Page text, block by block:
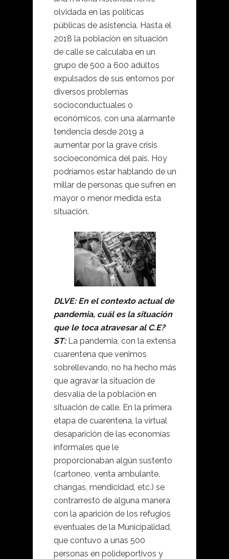
olvidada en las políticas
públicas de asistencia. Hasta el
2018 la población en situación
de calle se calculaba en un
grupo de 500 a 600 adultos
expulsados de sus entornos por
diversos problemas
socioconductuales o
económicos, con una alarmante
tendencia desde 2019 a
aumentar por la grave crisis
socioeconómica del país. Hoy
podríamos estar hablando de un
millar de personas que sufren en
mayor o menor medida esta
situación.
DLVE: En el contexto actual de
pandemia, cuál es la situación
que le toca atravesar al C.E?
ST: La pandemia, con la extensa
cuarentena que venimos
sobrellevando, no ha hecho más
que agravar la situación de
desvalía de la población en
situación de calle. En la primera
etapa de cuarentena, la virtual
desaparición de las economías
informales que le
proporcionaban algún sustento
(cartoneo, venta ambulante,
changas, mendicidad, etc.) se
contrarrestó de alguna manera
con la aparición de los refugios
eventuales de la Municipalidad,
que contuvo a unas 500
personas en polideportivos y